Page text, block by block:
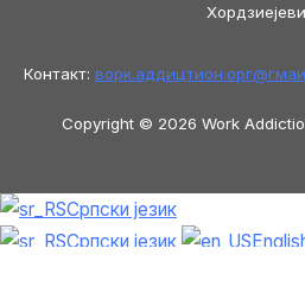
Контакт: ворк.аддицтион.орг@
Copyright © 2026 Work
Српски језик
Српски језик